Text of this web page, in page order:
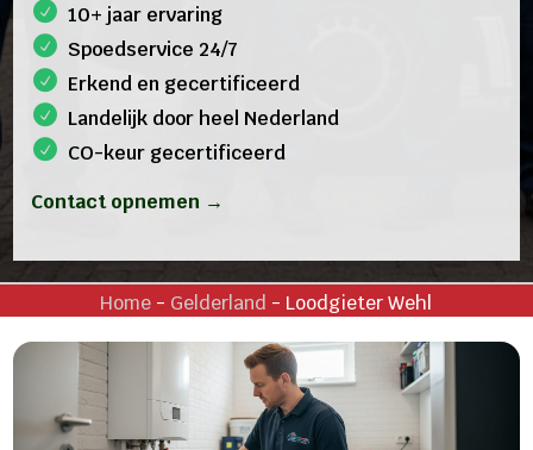
10+ jaar ervaring
Spoedservice 24/7
Erkend en gecertificeerd
Landelijk door heel Nederland
CO-keur gecertificeerd
Contact opnemen →
Home - Gelderland - Loodgieter Wehl